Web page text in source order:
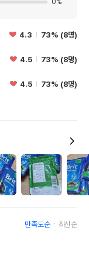
0%
4.3 73% (8명)
4.5 73% (8명)
4.5 73% (8명)
만족도순 최신순